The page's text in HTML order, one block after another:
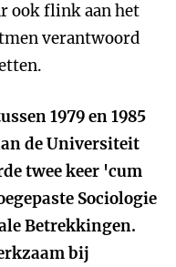
ook flink aan het
verantwoord
1979 en 1985
de Universiteit
twee keer 'cum
Sociologie
Betrekkingen.
bij